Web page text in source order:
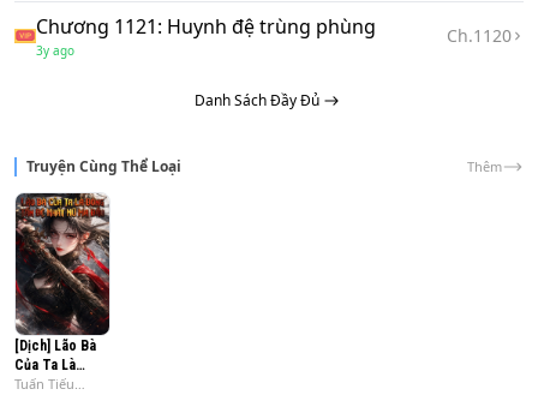
Chương 1121: Huynh đệ trùng phùng
3y ago
Ch.1120
Danh Sách Đầy Đủ
Truyện Cùng Thể Loại Thêm
[Dịch] Lão Bà
Của Ta Là
Đông Tấn Đệ
Tuấn Tiếu